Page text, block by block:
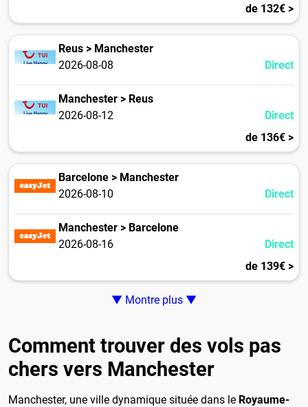
de 132€ >
Reus > Manchester
2026-08-08
Direct
Manchester > Reus
2026-08-12
Direct
de 136€ >
Barcelone > Manchester
2026-08-10
Direct
Manchester > Barcelone
2026-08-16
Direct
de 139€ >
▼ Montre plus ▼
Comment trouver des vols pas
chers vers Manchester
Manchester, une ville dynamique située dans le Royaume-